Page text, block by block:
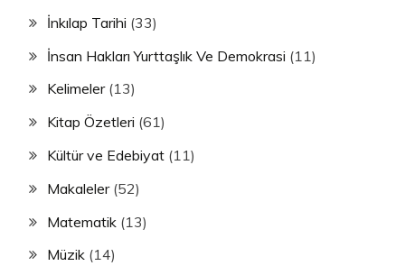
İnkılap Tarihi (33)
İnsan Hakları Yurttaşlık Ve Demokrasi (11)
Kelimeler(13)
Kitap Özetleri (61)
Kültür ve Edebiyat (11)
Makaleler(52)
Matematik (13)
Müzik (14)